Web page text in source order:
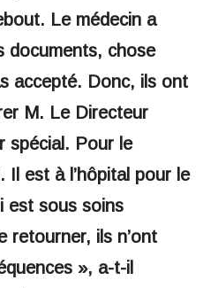
Le médecin a
documents, chose
accepté. Donc, ils ont
M. Le Directeur
spécial. Pour le
est à l’hôpital pour le
est sous soins
retourner, ils n’ont
», a-t-il